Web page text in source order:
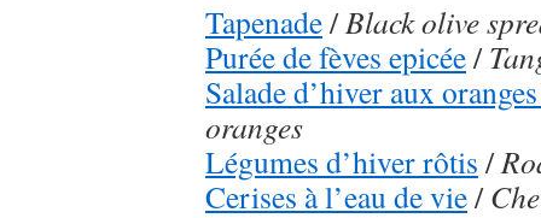
Tapenade/Black olive
Purée de fèves epicée/
Salade d’hiver aux
oranges
Légumes d’hiver rôtis /
Cerises à l’eau de vie/